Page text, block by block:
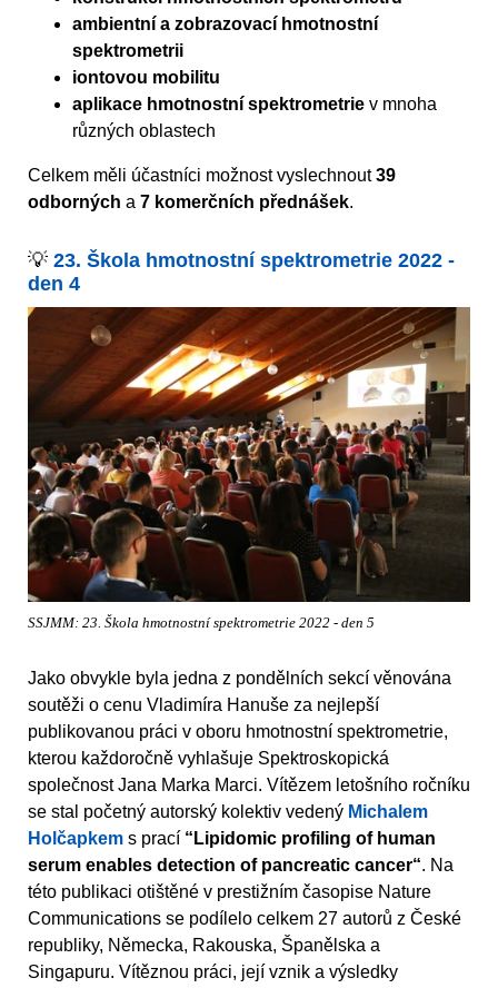
ambientní a zobrazovací hmotnostní
spektrometrii
iontovou mobilitu
aplikace hmotnostní spektrometrie v mnoha
různých oblastech
Celkem měli účastníci možnost vyslechnout39
odborných a 7 komerčních přednášek.
💡 23. Škola hmotnostní spektrometrie 2022 -
den 4
SSJMM: 23. Škola hmotnostní spektrometrie 2022 - den 5
Jako obvykle byla jedna z pondělních sekcí věnována
soutěži o cenu Vladimíra Hanuše za nejlepší
publikovanou práci v oboru hmotnostní spektrometrie,
kterou každoročně vyhlašuje Spektroskopická
společnost Jana Marka Marci. Vítězem letošního ročníku
se stal početný autorský kolektiv vedený Michalem
Holčapkem s prací “Lipidomic profiling of human
serum enables detection of pancreatic cancer“. Na
této publikaci otištěné v prestižním časopise Nature
Communications se podílelo celkem 27 autorů z České
republiky, Německa, Rakouska, Španělska a
Singapuru. Vítěznou práci, její vznik a výsledky